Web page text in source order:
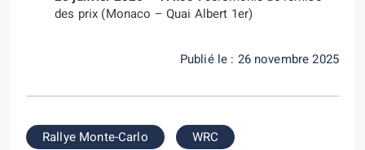
des prix (Monaco – Quai Albert 1er)
Publié le : 26 novembre 2025
Rallye Monte-Carlo
WRC